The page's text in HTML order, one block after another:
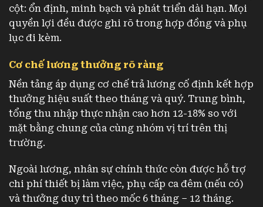
cột: ổn định, minh bạch và phát triển dài hạn. Mọi
quyền lợi đều được ghi rõ trong hợp đồng và phụ
lục đi kèm.
Cơ chế lương thưởng rõ ràng
Nền tảng áp dụng cơ chế trả lương cố định kết hợp
thưởng hiệu suất theo tháng và quý. Trung bình,
tổng thu nhập thực nhận cao hơn 12-18% so với
mặt bằng chung của cùng nhóm vị trí trên thị
trường.
Ngoài lương, nhân sự chính thức còn được hỗ trợ
chi phí thiết bị làm việc, phụ cấp ca đêm (nếu có)
và thưởng duy trì theo mốc 6 tháng – 12 tháng.